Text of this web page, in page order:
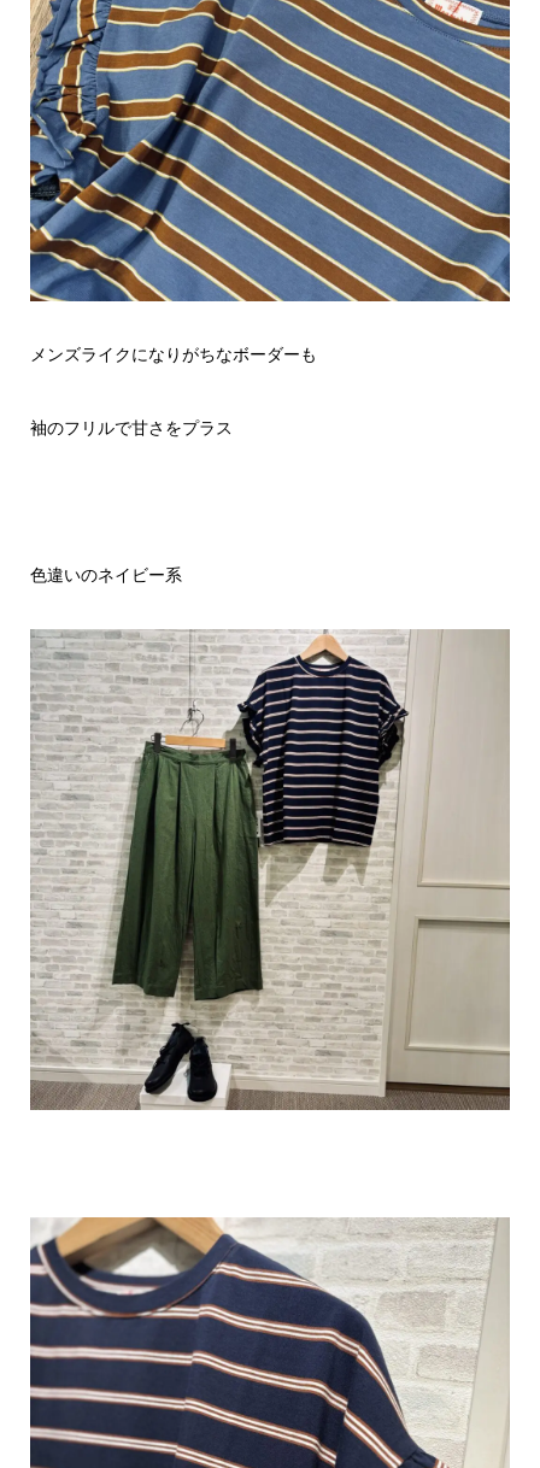
メンズライクになりがちなボーダーも
袖のフリルで甘さをプラス
色違いのネイビー系